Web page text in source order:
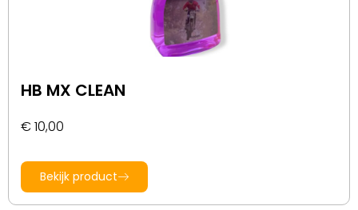
HB MX CLEAN
€10,00
Bekijk product